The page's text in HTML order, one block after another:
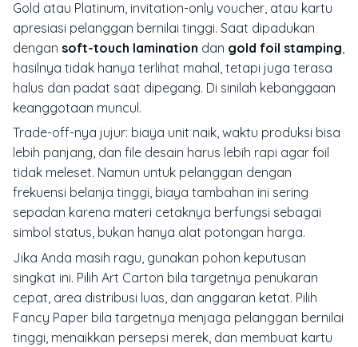
Gold atau Platinum, invitation-only voucher, atau kartu
apresiasi pelanggan bernilai tinggi. Saat dipadukan
dengan soft-touch lamination dan gold foil stamping
hasilnya tidak hanya terlihat mahal, tetapi juga terasa
halus dan padat saat dipegang. Di sinilah kebanggaan
keanggotaan muncul.
Trade-off-nya jujur: biaya unit naik, waktu produksi bisa
lebih panjang, dan file desain harus lebih rapi agar foil
tidak meleset. Namun untuk pelanggan dengan
frekuensi belanja tinggi, biaya tambahan ini sering
sepadan karena materi cetaknya berfungsi sebagai
simbol status, bukan hanya alat potongan harga.
Jika Anda masih ragu, gunakan pohon keputusan
singkat ini. Pilih Art Carton bila targetnya penukaran
cepat, area distribusi luas, dan anggaran ketat. Pilih
Fancy Paper bila targetnya menjaga pelanggan bernilai
tinggi, menaikkan persepsi merek, dan membuat kartu